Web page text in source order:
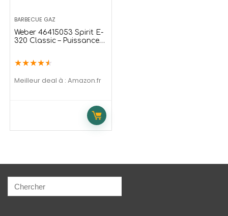
BARBECUE GAZ
Weber 46415053 Spirit E-
320 Classic – Puissance
★★★★★
Meilleur deal à : Amazon.fr